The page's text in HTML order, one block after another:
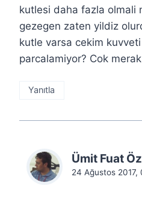
kutlesi daha fazla olmali
gezegen zaten yildiz
kutle varsa cekim
parcalamiyor? Cok
Yanıtla
Ümit Fuat
24 Ağustos 2017,